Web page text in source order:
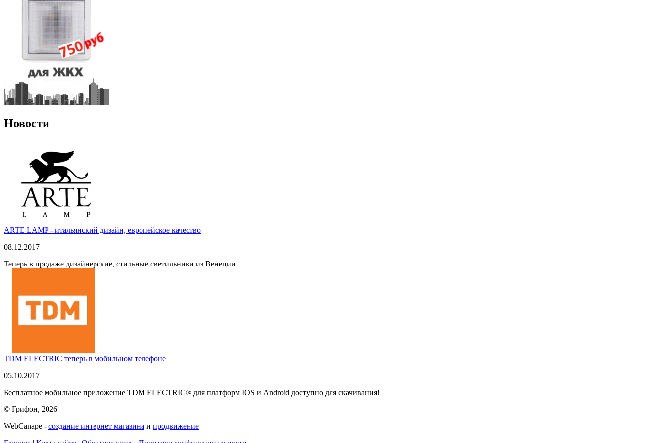
Новости
ARTE LAMP - итальянский дизайн, европейское качество
08.12.2017
Теперь в продаже дизайнерские, стильные светильники из Венеции.
TDM ELECTRIC теперь в мобильном телефоне
05.10.2017
Бесплатное мобильное приложение TDM ELECTRIC® для платформ IOS и Android доступно для скачивания!
© Грифон, 2026
WebCanape - создание интернет магазина и продвижение